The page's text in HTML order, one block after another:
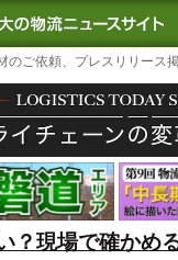
TODAY｜国内最
のご依頼、プレスリリース
？現場で確かめ